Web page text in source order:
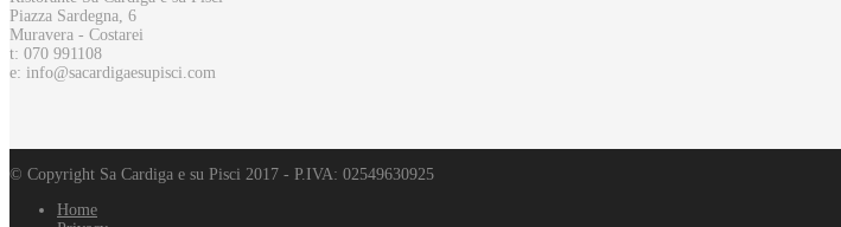
Piazza Sardegna, 6
Muravera - Costarei
t: 070 991108
e: info@sacardigaesupisci.com
© Copyright Sa Cardiga e su Pisci 2017 - P.IVA: 02549630925
Home